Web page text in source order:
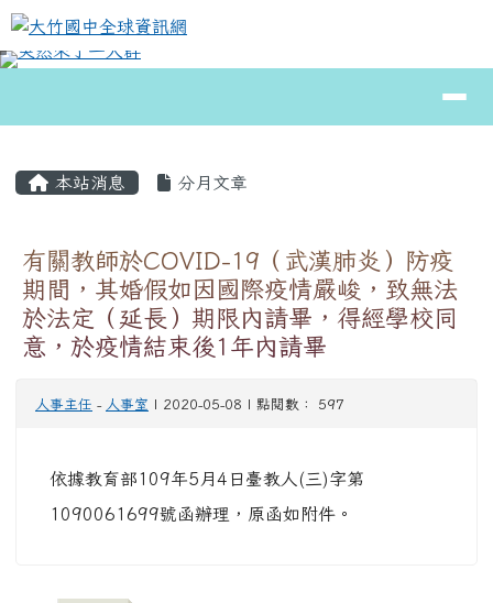
跳至主內容區
大竹國中全球資訊網
⏸
本站消息 分月文章
有關教師於COVID-19（武漢肺炎）防疫
期間，其婚假如因國際疫情嚴峻，致無法
於法定（延長）期限內請畢，得經學校同
意，於疫情結束後1年內請畢
人事主任 - 人事室 | 2020-05-08 | 點閱數： 597
依據教育部109年5月4日臺教人(三)字第
1090061699號函辦理，原函如附件。